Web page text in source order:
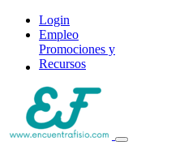
Login
Empleo
Promociones y
Recursos